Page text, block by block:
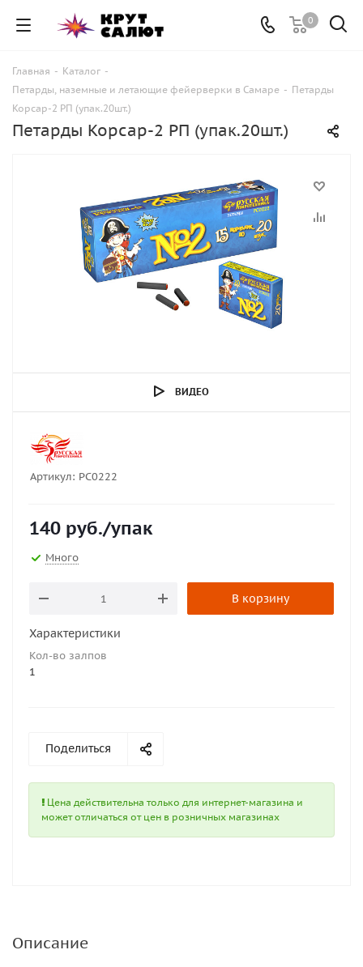
0
Главная - Каталог -
Петарды, наземные и летающие фейерверки в Самаре - Петарды
Корсар-2 РП (упак.20шт.)
Петарды Корсар-2 РП (упак.20шт.)
ВИДЕО
Артикул: РС0222
140 руб./упак
Много
В корзину
Характеристики
Кол-во залпов
1
Поделиться
Цена действительна только для интернет-магазина и
может отличаться от цен в розничных магазинах
Описание